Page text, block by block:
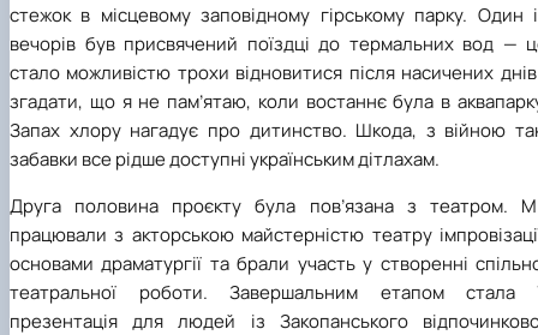
стежок в місцевому заповідному гірському парку. Один
вечорів був присвячений поїздці до термальних вод —
стало можливістю трохи відновитися після насичених днів
згадати, що я не пам’ятаю, коли востаннє була в
Запах хлору нагадує про дитинство. Шкода, з війною
забавки все рідше доступні українським дітлахам.
Друга половина проєкту була пов’язана з театром.
працювали з акторською майстерністю театру
основами драматургії та брали участь у створенні
театральної роботи. Завершальним етапом стала
презентація для людей із Закопанського